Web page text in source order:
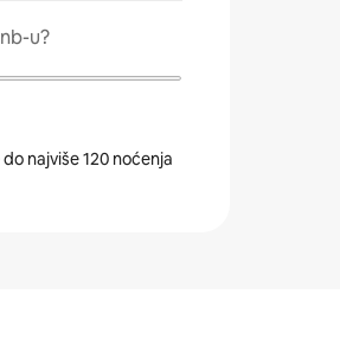
u?
najviše 120 noćenja